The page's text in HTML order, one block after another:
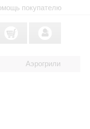
покупателю
Аэрогрили